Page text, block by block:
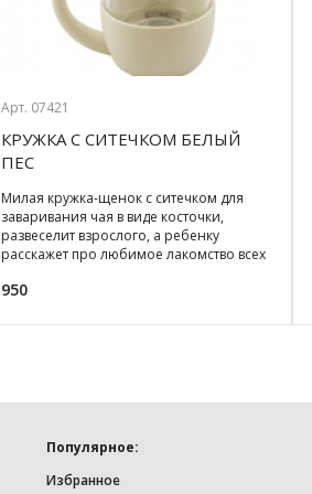
Арт. 07421
КРУЖКА С СИТЕЧКОМ БЕЛЫЙ
ПЕС
Милая кружка-щенок с ситечком для
заваривания чая в виде косточки,
развеселит взрослого, а ребенку
расскажет про любимое лакомство всех
950
Популярное:
Избранное